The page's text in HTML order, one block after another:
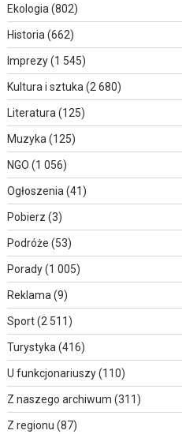
Ekologia (802)
Historia (662)
Imprezy(1 545)
Kultura i sztuka (2 680)
Literatura (125)
Muzyka (125)
NGO (1 056)
Ogłoszenia (41)
Pobierz (3)
Podróże (53)
Porady(1 005)
Reklama (9)
Sport(2 511)
Turystyka (416)
U funkcjonariuszy(110)
Z naszego archiwum (311)
Z regionu (87)